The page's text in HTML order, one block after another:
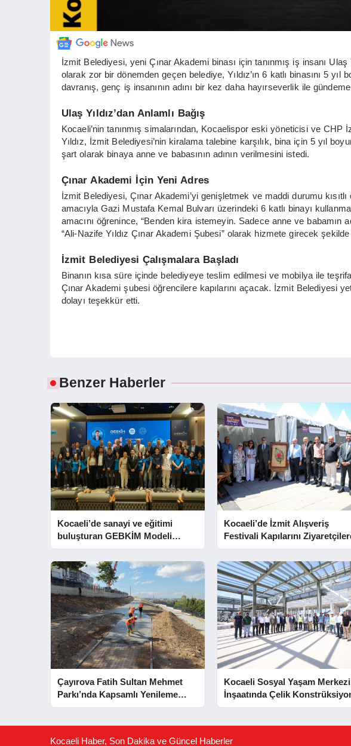
İzmit Belediyesi, yeni Çınar Akademi binası için tanınmış iş insanı Ulaş
olarak zor bir dönemden geçen belediye, Yıldız’ın 6 katlı binasını 5
davranış, genç iş insanının adını bir kez daha hayırseverlik ile gündeme
Ulaş Yıldız’dan Anlamlı Bağış
Kocaeli’nin tanınmış simalarından, Kocaelispor eski yöneticisi ve
Yıldız, İzmit Belediyesi’nin kiralama talebine karşılık, bina için 5 yıl
şart olarak binaya anne ve babasının adının verilmesini istedi.
Çınar Akademi İçin Yeni Adres
İzmit Belediyesi, Çınar Akademi’yi genişletmek ve maddi durumu
amacıyla Gazi Mustafa Kemal Bulvarı üzerindeki 6 katlı binayı
amacını öğrenince, “Benden kira istemeyin. Sadece anne ve babamın
“Ali-Nazife Yıldız Çınar Akademi Şubesi” olarak hizmete girecek
İzmit Belediyesi Çalışmalara Başladı
Binanın kısa süre içinde belediyeye teslim edilmesi ve mobilya ile
Çınar Akademi şubesi öğrencilere kapılarını açacak. İzmit Belediyesi
dolayı teşekkür etti.
Benzer Haberler
Kocaeli’de sanayi ve eğitimi
buluşturan GEBKİM Modeli
tanıtıldı
Kocaeli’de İzmit Alışveriş
Festivali Kapılarını
Açtı
Çayırova Fatih Sultan Mehmet
Parkı’nda Kapsamlı Yenileme
Başladı
Kocaeli Sosyal Yaşam Merkezi
İnşaatında Çelik
Aşaması Tamamlandı
Kocaeli Haber, Son Dakika ve Güncel Haberler